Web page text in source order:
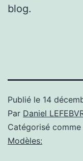
blog.
Publié le 14
Par Daniel
Catégorisé comme
Modèles: